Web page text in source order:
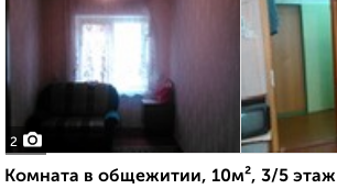
2
Комната в общежитии, 10м², 3/5 этаж